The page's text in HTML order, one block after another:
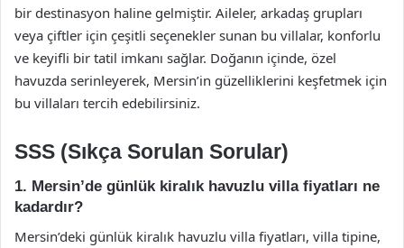
bir destinasyon haline gelmiştir. Aileler, arkadaş grupları
veya çiftler için çeşitli seçenekler sunan bu villalar, konforlu
ve keyifli bir tatil imkanı sağlar. Doğanın içinde, özel
havuzda serinleyerek, Mersin’in güzelliklerini keşfetmek için
bu villaları tercih edebilirsiniz.
SSS (Sıkça Sorulan Sorular)
1. Mersin’de günlük kiralık havuzlu villa fiyatları ne
kadardır?
Mersin’deki günlük kiralık havuzlu villa fiyatları, villa tipine,